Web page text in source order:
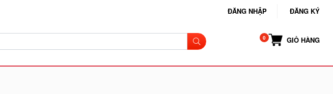
ĐĂNG NHẬP ĐĂNG KÝ
GIỎ HÀNG